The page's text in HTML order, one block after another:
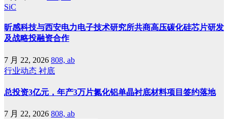
SiC
昕感科技与西安电力电子技术研究所共商高压碳化硅芯片研发
及战略投融资合作
7 月 22, 2026 808, ab
行业动态 衬底
总投资3亿元，年产3万片氮化铝单晶衬底材料项目签约落地
7 月 22, 2026 808, ab